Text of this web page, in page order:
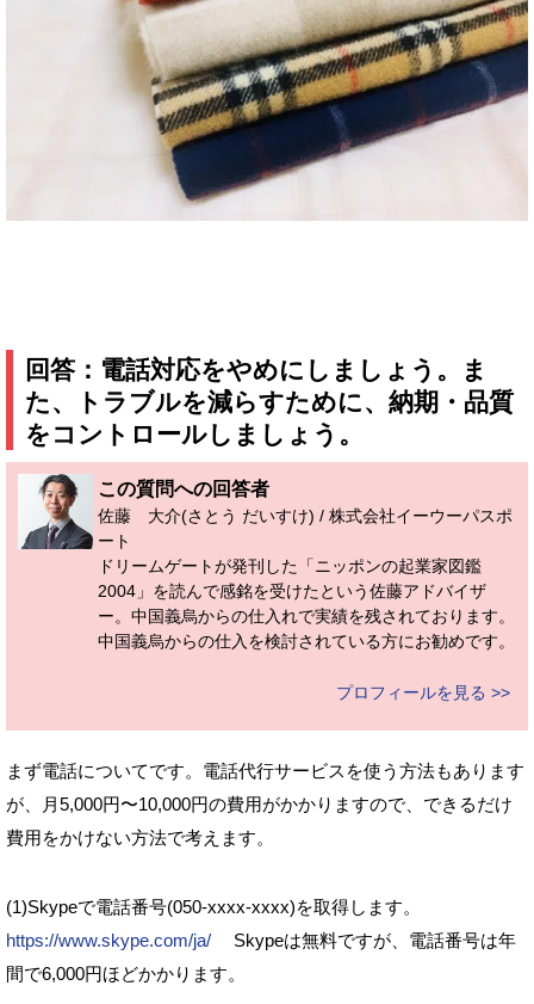
回答：電話対応をやめにしましょう。ま
た、トラブルを減らすために、納期・品質
をコントロールしましょう。
この質問への回答者
佐藤 大介(さとう だいすけ) / 株式会社イーウーパスポ
ート
ドリームゲートが発刊した「ニッポンの起業家図鑑
2004」を読んで感銘を受けたという佐藤アドバイザ
ー。中国義烏からの仕入れで実績を残されております。
中国義烏からの仕入を検討されている方にお勧めです。
プロフィールを見る >>
まず電話についてです。電話代行サービスを使う方法もあります
が、月5,000円〜10,000円の費用がかかりますので、できるだけ
費用をかけない方法で考えます。
(1)Skypeで電話番号(050-xxxx-xxxx)を取得します。
https://www.skype.com/ja/ Skypeは無料ですが、電話番号は年
間で6,000円ほどかかります。